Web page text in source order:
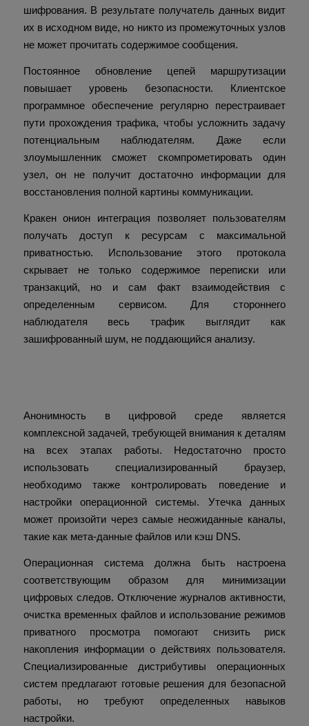
шифрования. В результате получатель данных видит
их в исходном виде, но никто из промежуточных узлов
не может прочитать содержимое сообщения.
Постоянное обновление цепей маршрутизации
повышает уровень безопасности. Клиентское
программное обеспечение регулярно перестраивает
пути прохождения трафика, чтобы усложнить задачу
потенциальным наблюдателям. Даже если
злоумышленник сможет скомпрометировать один
узел, он не получит достаточно информации для
восстановления полной картины коммуникации.
Кракен онион интеграция позволяет пользователям
получать доступ к ресурсам с максимальной
приватностью. Использование этого протокола
скрывает не только содержимое переписки или
транзакций, но и сам факт взаимодействия с
определенным сервисом. Для стороннего
наблюдателя весь трафик выглядит как
зашифрованный шум, не поддающийся анализу.
Анонимность в цифровой среде является
комплексной задачей, требующей внимания к деталям
на всех этапах работы. Недостаточно просто
использовать специализированный браузер,
необходимо также контролировать поведение и
настройки операционной системы. Утечка данных
может произойти через самые неожиданные каналы,
такие как мета-данные файлов или кэш DNS.
Операционная система должна быть настроена
соответствующим образом для минимизации
цифровых следов. Отключение журналов активности,
очистка временных файлов и использование режимов
приватного просмотра помогают снизить риск
накопления информации о действиях пользователя.
Специализированные дистрибутивы операционных
систем предлагают готовые решения для безопасной
работы, но требуют определенных навыков
настройки.